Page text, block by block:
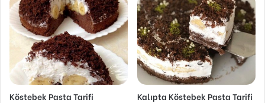
Köstebek Pasta Tarifi Kalıpta Köstebek Pasta Tarifi